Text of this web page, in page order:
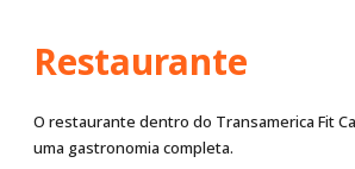
Restaurante
O restaurante dentro do Transamerica Fit
uma gastronomia completa.